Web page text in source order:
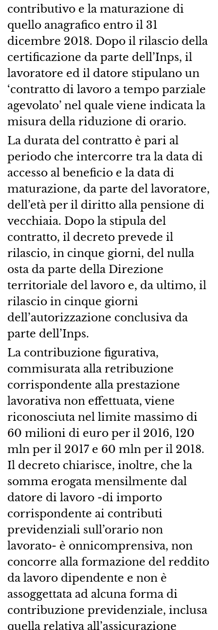
contributivo e la maturazione di
quello anagrafico entro il 31
dicembre 2018. Dopo il rilascio della
certificazione da parte dell’Inps, il
lavoratore ed il datore stipulano un
‘contratto di lavoro a tempo parziale
agevolato’ nel quale viene indicata la
misura della riduzione di orario.
La durata del contratto è pari al
periodo che intercorre tra la data di
accesso al beneficio e la data di
maturazione, da parte del lavoratore,
dell’età per il diritto alla pensione di
vecchiaia. Dopo la stipula del
contratto, il decreto prevede il
rilascio, in cinque giorni, del nulla
osta da parte della Direzione
territoriale del lavoro e, da ultimo, il
rilascio in cinque giorni
dell’autorizzazione conclusiva da
parte dell’Inps.
La contribuzione figurativa,
commisurata alla retribuzione
corrispondente alla prestazione
lavorativa non effettuata, viene
riconosciuta nel limite massimo di
60 milioni di euro per il 2016, 120
mln per il 2017 e 60 mln per il 2018.
Il decreto chiarisce, inoltre, che la
somma erogata mensilmente dal
datore di lavoro -di importo
corrispondente ai contributi
previdenziali sull’orario non
lavorato- è onnicomprensiva, non
concorre alla formazione del reddito
da lavoro dipendente e non è
assoggettata ad alcuna forma di
contribuzione previdenziale, inclusa
quella relativa all’assicurazione